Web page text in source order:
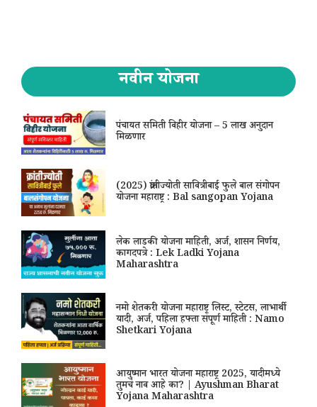
नवीन योजना
पंचायत समिती विहीर योजना – 5 लाख अनुदान
मिळणार
(2025) क्रांतीज्योती सावित्रीबाई फुले बाल संगोपन
योजना महाराष्ट्र : Bal sangopan Yojana
लेक लाडकी योजना माहिती, अर्ज, शासन निर्णय,
कागदपत्रे : Lek Ladki Yojana
Maharashtra
नमो शेतकरी योजना महाराष्ट्र लिस्ट, स्टेटस, लाभार्थी
यादी, अर्ज, पहिला हफ्ता संपूर्ण माहिती : Namo
Shetkari Yojana
आयुष्मान भारत योजना महाराष्ट्र 2025, यादीमध्ये
तुमचं नाव आहे का? | Ayushman Bharat
Yojana Maharashtra